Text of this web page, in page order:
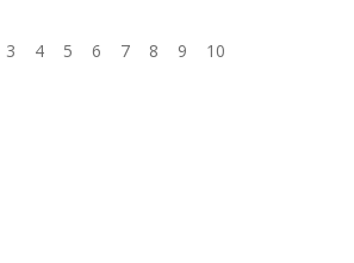
3 4 5 6 7 8 9 10